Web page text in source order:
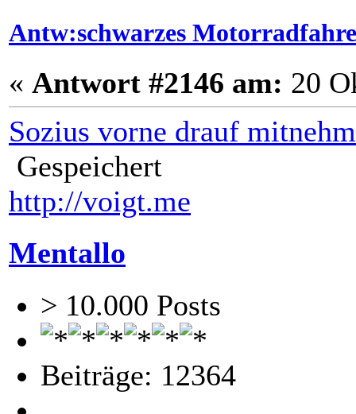
Antw:schwarzes
« Antwort #2146 am: 20
Sozius vorne drauf
Gespeichert
http://voigt.me
Mentallo
> 10.000 Posts
Beiträge: 12364